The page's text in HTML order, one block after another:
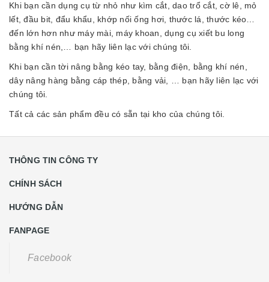
Khi bạn cần dụng cụ từ nhỏ như kìm cắt, dao trổ cắt, cờ lê, mỏ
lết, đầu bit, đẩu khẩu, khớp nối ống hơi, thước lá, thước kéo…
đến lớn hơn như máy mài, máy khoan, dụng cụ xiết bu long
bằng khí nén,… bạn hãy liên lạc với chúng tôi.
Khi bạn cần tời nâng bằng kéo tay, bằng điện, bằng khí nén,
dây nâng hàng bằng cáp thép, bằng vải, … bạn hãy liên lạc với
chúng tôi.
Tất cả các sản phẩm đều có sẵn tại kho của chúng tôi.
THÔNG TIN CÔNG TY
CHÍNH SÁCH
HƯỚNG DẪN
FANPAGE
Facebook